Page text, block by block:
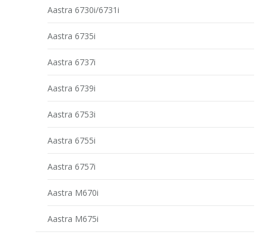
Aastra 6730i/6731i
Aastra 6735i
Aastra 6737i
Aastra 6739i
Aastra 6753i
Aastra 6755i
Aastra 6757i
Aastra M670i
Aastra M675i